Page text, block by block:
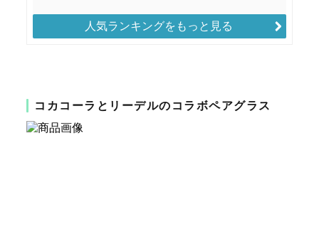
人気ランキングをもっと見る
コカコーラとリーデルのコラボペアグラス